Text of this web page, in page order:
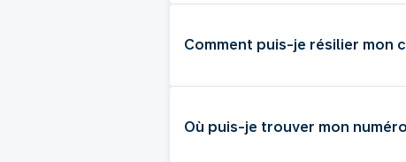
Comment puis-je résilier mon
Où puis-je trouver mon